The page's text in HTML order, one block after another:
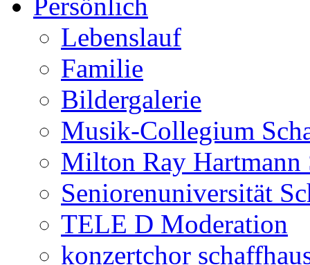
Lebenslauf
Familie
Bildergalerie
Musik-Collegium
Milton Ray
Seniorenuniversität
TELE D Moderation
konzertchor